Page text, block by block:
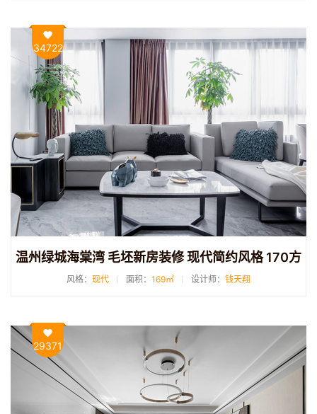
34722
温州绿城海棠湾 毛坯新房装修 现代简约风格 170方
风格： 现代 面积： 169㎡ 设计师： 钱天翔
29371